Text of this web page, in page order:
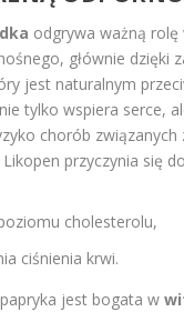
odgrywa ważną rolę
głównie dzięki
jest naturalnym
tylko wspiera serce,
chorób związanych
przyczynia się
cholesterolu,
ciśnienia krwi.
jest bogata w